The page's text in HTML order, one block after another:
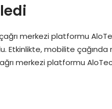
merkezi platformu
mobilite çağında
merkezi platformu